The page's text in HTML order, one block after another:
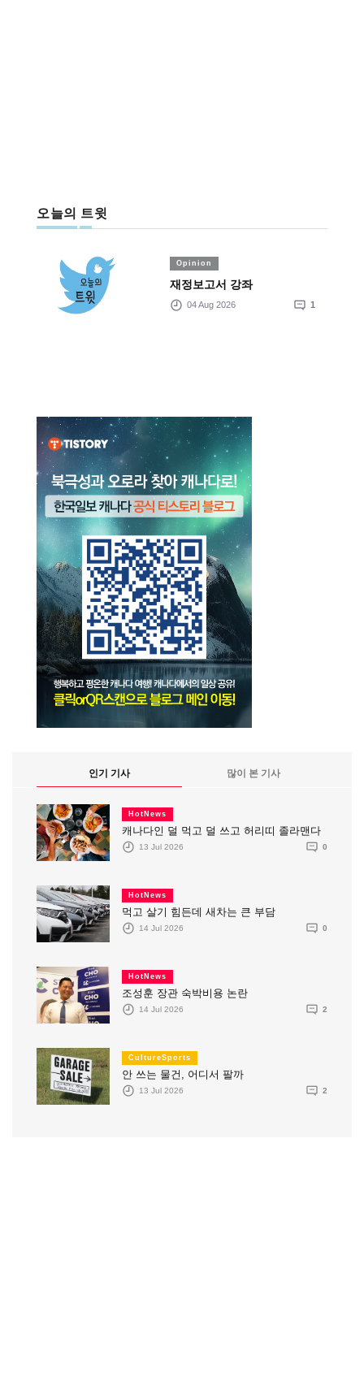
오늘의 트윗
Opinion
재정보고서 강좌
04 Aug 2026 1
인기 기사 많이 본 기사
HotNews
캐나다인 덜 먹고 덜 쓰고 허리띠 졸라맨다
13 Jul 2026 0
HotNews
먹고 살기 힘든데 새차는 큰 부담
14 Jul 2026 0
HotNews
조성훈 장관 숙박비용 논란
14 Jul 2026 2
CultureSports
안 쓰는 물건, 어디서 팔까
13 Jul 2026 2